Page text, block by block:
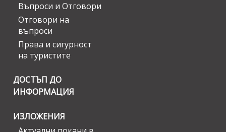
Въпроси и Отговори
Отговори на
въпроси
Права и сигурност
на туристите
ДОСТЪП ДО
ИНФОРМАЦИЯ
ИЗЛОЖЕНИЯ